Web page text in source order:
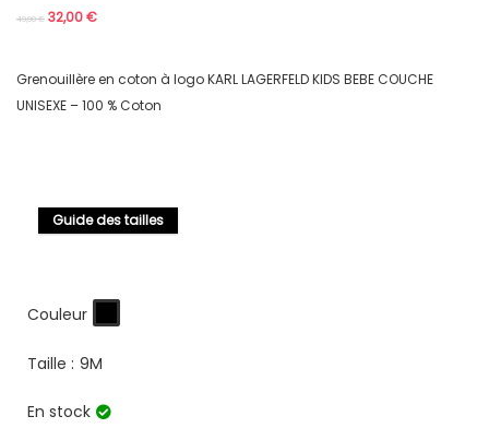
49,00€ 32,00€
Grenouillère en coton à logo KARL LAGERFELD KIDS BEBE COUCHE
UNISEXE – 100 % Coton
Guide des tailles
Couleur
Taille : 9M
En stock